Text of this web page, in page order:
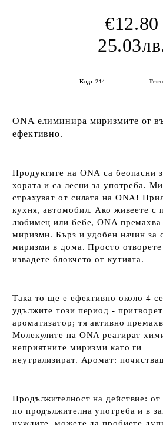
€12.80
Код: 214
ONA елиминира миризмите от
ефективно.
Продуктите на ONA са беопасни
хората и са лесни за употреба.
страхуват от силата на ONA!
кухня, автомобил. Ако живеете с
любимец или бебе, ONA премахва
миризми. Бърз и удобен начин за
миризми в дома. Просто отворете
извадете блокчето от кутията.
Така то ще е ефективно около 4
удължите този период -
ароматизатор; тя активно
Молекулите на ONA реагират
неприятните миризми като ги
неутрализират. Аромат:
Продължителност на действие:
по продължителна употреба и в